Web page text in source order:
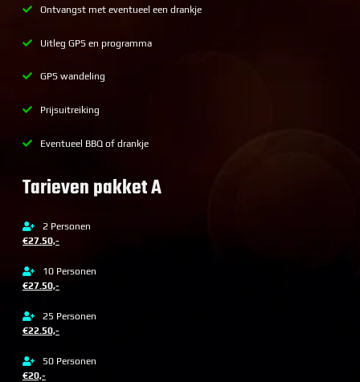
Ontvangst met eventueel een drankje
Uitleg GPS en programma
GPS wandeling
Prijsuitreiking
Eventueel BBQ of drankje
Tarieven pakket A
2 Personen
€27.50,-
10 Personen
€27.50,-
25 Personen
€22.50,-
50 Personen
€20,-